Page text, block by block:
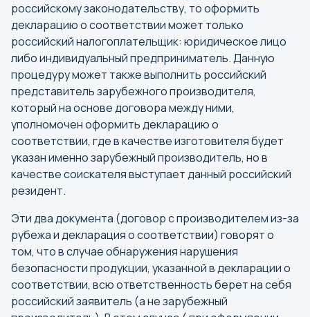
российскому законодательству, то оформить
декларацию о соответствии может только
российский налогоплательщик: юридическое лицо
либо индивидуальный предприниматель. Данную
процедуру может также выполнить российский
представитель зарубежного производителя,
который на основе договора между ними,
уполномочен оформить декларацию о
соответствии, где в качестве изготовителя будет
указан именно зарубежный производитель, но в
качестве соискателя выступает данный российский
резидент.
Эти два документа (договор с производителем из-за
рубежа и декларация о соответствии) говорят о
том, что в случае обнаружения нарушения
безопасности продукции, указанной в декларации о
соответствии, всю ответственность берет на себя
российский заявитель (а не зарубежный